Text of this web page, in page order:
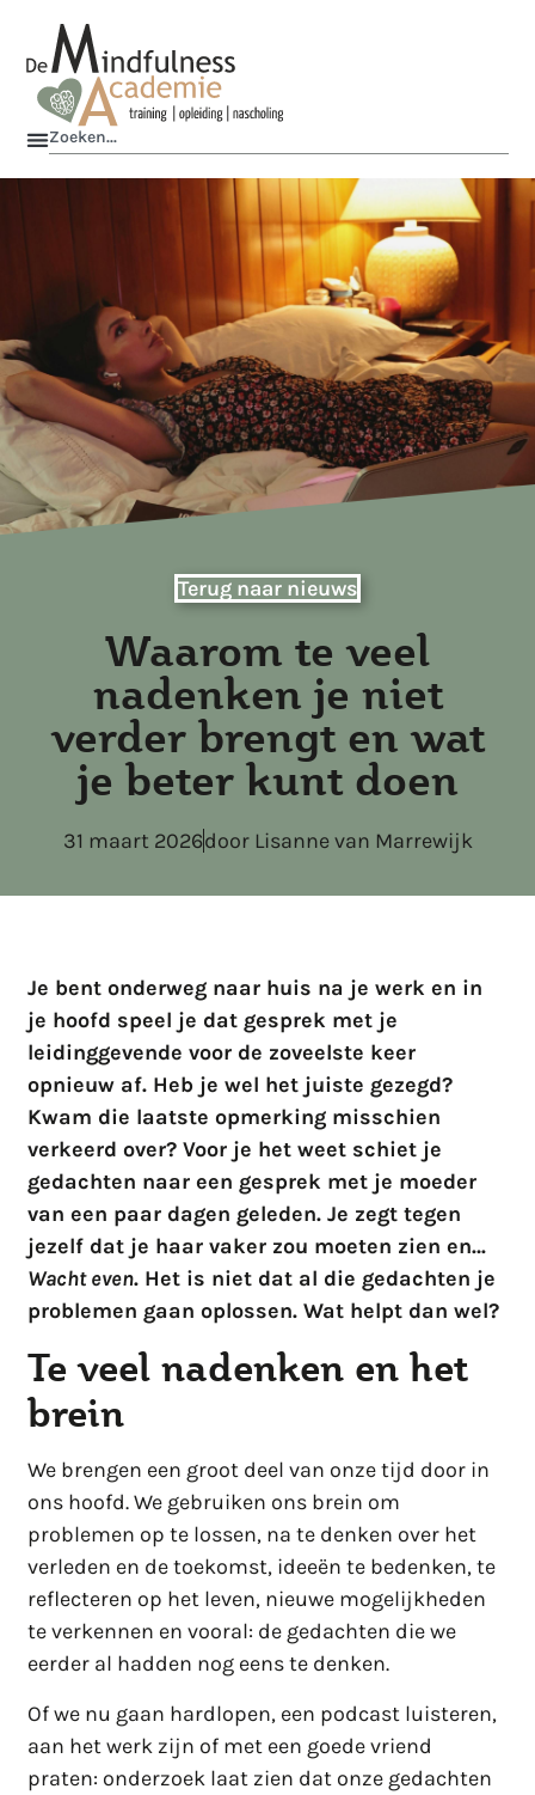
Terug naar nieuws
Waarom te veel
nadenken je niet
verder brengt en wat
je beter kunt doen
31 maart 2026doorLisanne van Marrewijk
Je bent onderweg naar huis na je werk en in
je hoofd speel je dat gesprek met je
leidinggevende voor de zoveelste keer
opnieuw af. Heb je wel het juiste gezegd?
Kwam die laatste opmerking misschien
verkeerd over? Voor je het weet schiet je
gedachten naar een gesprek met je moeder
van een paar dagen geleden. Je zegt tegen
jezelf dat je haar vaker zou moeten zien en…
Wacht even. Het is niet dat al die gedachten je
problemen gaan oplossen. Wat helpt dan wel?
Te veel nadenken en het
brein
We brengen een groot deel van onze tijd door in
ons hoofd. We gebruiken ons brein om
problemen op te lossen, na te denken over het
verleden en de toekomst, ideeën te bedenken, te
reflecteren op het leven, nieuwe mogelijkheden
te verkennen en vooral: de gedachten die we
eerder al hadden nog eens te denken.
Of we nu gaan hardlopen, een podcast luisteren,
aan het werk zijn of met een goede vriend
praten: onderzoek laat zien dat onze gedachten